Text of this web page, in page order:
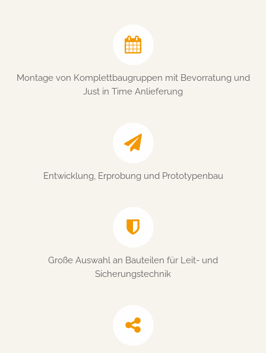
Montage von Komplettbaugruppen mit Bevorratung und
Just in Time Anlieferung
Entwicklung, Erprobung und Prototypenbau
Große Auswahl an Bauteilen für Leit- und
Sicherungstechnik